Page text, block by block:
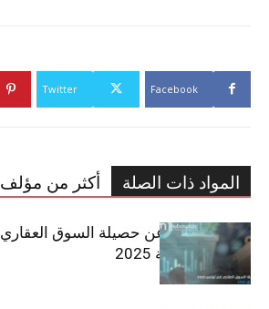
Facebook
Twitter
المواد ذات الصلة أكثر من مؤلف
مبوب تكشف عن حصيلة السوق العقاري
في تونس لسنة 2025